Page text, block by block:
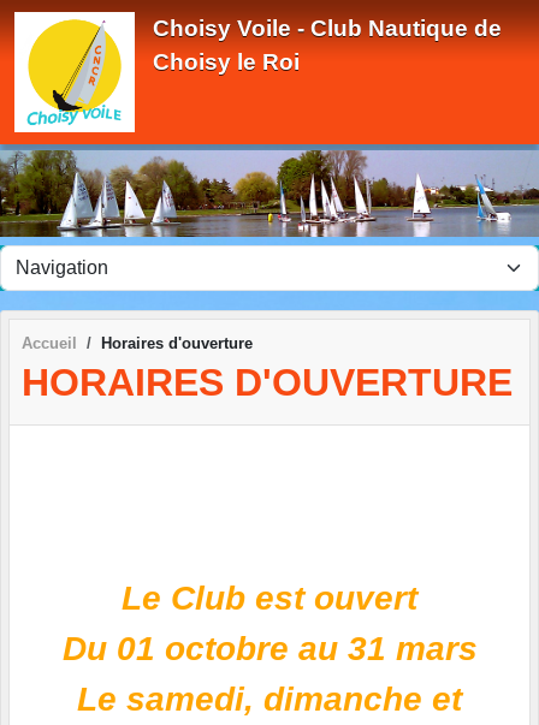
Choisy Voile - Club Nautique de
Choisy le Roi
Accueil Horaires d'ouverture
HORAIRES D'OUVERTURE
Le Club est ouvert
Du 01 octobre au 31 mars
Le samedi, dimanche et
Panneau de gestion des cookies